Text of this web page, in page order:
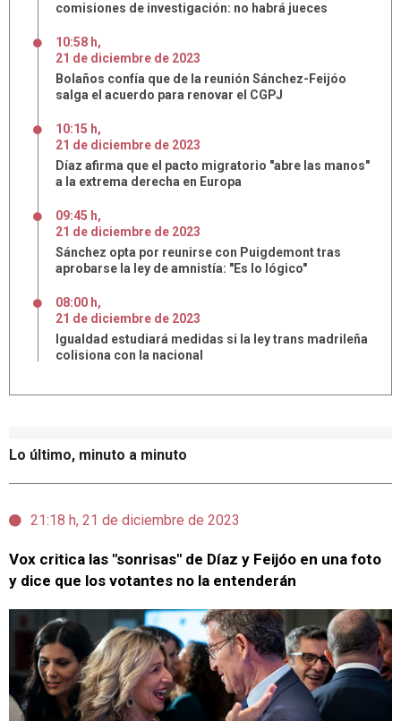
Lo último, minuto a minuto
21:18 h, 21 de diciembre de 2023
Vox critica las "sonrisas" de Díaz y Feijóo en una foto
y dice que los votantes no la entenderán
comisiones de investigación: no habrá jueces
10:58 h,
21 de diciembre de 2023
Bolaños confía que de la reunión Sánchez-Feijóo
salga el acuerdo para renovar el CGPJ
10:15 h,
21 de diciembre de 2023
Díaz afirma que el pacto migratorio "abre las manos"
a la extrema derecha en Europa
09:45 h,
21 de diciembre de 2023
Sánchez opta por reunirse con Puigdemont tras
aprobarse la ley de amnistía: "Es lo lógico"
08:00 h,
21 de diciembre de 2023
Igualdad estudiará medidas si la ley trans madrileña
colisiona con la nacional